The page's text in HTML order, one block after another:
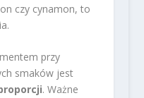
czy cynamon, to
przy
smaków jest
. Ważne